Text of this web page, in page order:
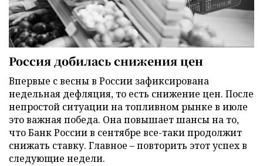
Россия добилась снижения цен
Впервые с весны в России зафиксирована
недельная дефляция, то есть снижение цен. После
непростой ситуации на топливном рынке в июле
это важная победа. Она повышает шансы на то,
что Банк России в сентябре все-таки продолжит
снижать ставку. Главное – повторить этот успех в
следующие недели.